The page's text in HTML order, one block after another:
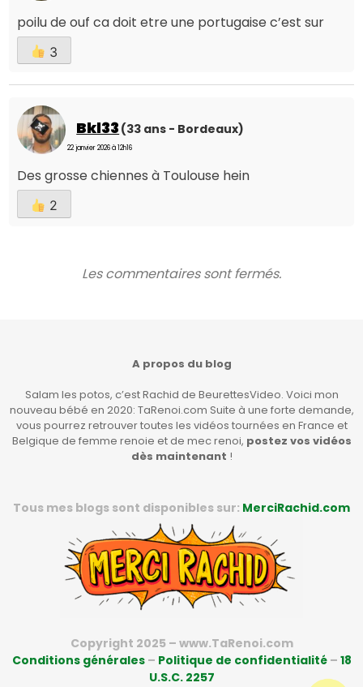
poilu de ouf ca doit etre une portugaise c’est sur
3
Bkl33 (33 ans - Bordeaux)
22 janvier 2026 à 12h16
Des grosse chiennes à Toulouse hein
2
Les commentaires sont fermés.
A propos du blog
Salam les potos, c’est Rachid de BeurettesVideo. Voici mon
nouveau bébé en 2020: TaRenoi.com Suite à une forte demande,
vous pourrez retrouver toutes les vidéos tournées en France et
Belgique de femme renoie et de mec renoi, postez vos vidéos
dès maintenant !
Tous mes blogs sont disponibles sur: MerciRachid.com
Copyright 2025 – www.TaRenoi.com
Conditions générales– Politique de confidentialité– 18
U.S.C. 2257